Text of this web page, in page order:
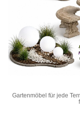
Gartenmöbel für jede